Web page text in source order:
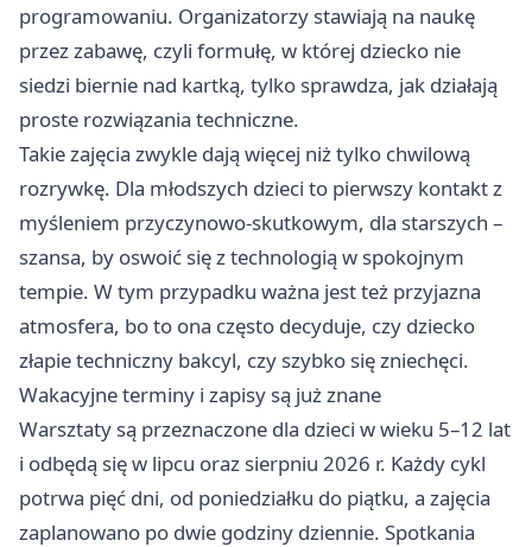
programowaniu. Organizatorzy stawiają na naukę
przez zabawę, czyli formułę, w której dziecko nie
siedzi biernie nad kartką, tylko sprawdza, jak działają
proste rozwiązania techniczne.
Takie zajęcia zwykle dają więcej niż tylko chwilową
rozrywkę. Dla młodszych dzieci to pierwszy kontakt z
myśleniem przyczynowo-skutkowym, dla starszych –
szansa, by oswoić się z technologią w spokojnym
tempie. W tym przypadku ważna jest też przyjazna
atmosfera, bo to ona często decyduje, czy dziecko
złapie techniczny bakcyl, czy szybko się zniechęci.
Wakacyjne terminy i zapisy są już znane
Warsztaty są przeznaczone dla dzieci w wieku 5–12 lat
i odbędą się w lipcu oraz sierpniu 2026 r. Każdy cykl
potrwa pięć dni, od poniedziałku do piątku, a zajęcia
zaplanowano po dwie godziny dziennie. Spotkania